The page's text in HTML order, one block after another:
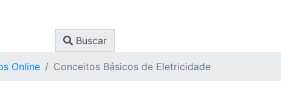
Buscar
Online Conceitos Básicos de Eletricidade